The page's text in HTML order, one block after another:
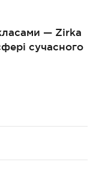
— Zirka
сучасного